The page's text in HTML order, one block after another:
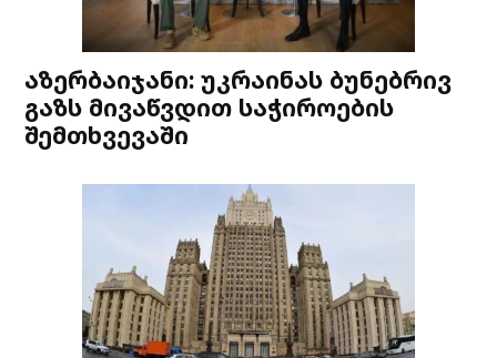
აზერბაიჯანი: უკრაინას ბუნებრივ
გაზს მივაწვდით საჭიროების
შემთხვევაში